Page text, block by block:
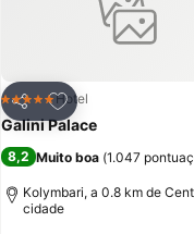
Partilhar
Adicionar aos
5 EstrelasHotel
Galini Palace
8,2 Muito boa (1.047
Kolymbari, a 0.8 km de
cidade